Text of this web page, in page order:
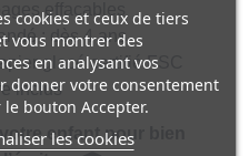
cookies et ceux de tiers
vous montrer des
en analysant vos
donner votre consentement
bouton Accepter.
les cookies
effaçables
: dès 4 ans
glacé certifié FSC
inclus
enfant pour bien